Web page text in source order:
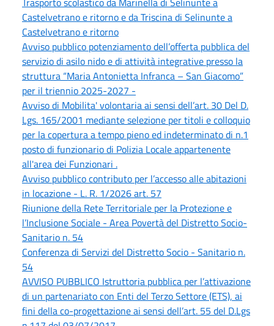
Castelvetrano e ritorno e da Triscina di Selinunte a
Castelvetrano e ritorno
Avviso pubblico potenziamento dell’offerta pubblica del
servizio di asilo nido e di attività integrative presso la
struttura “Maria Antonietta Infranca – San Giacomo”
per il triennio 2025-2027 -
Avviso di Mobilita' volontaria ai sensi dell’art. 30 Del D.
Lgs. 165/2001 mediante selezione per titoli e colloquio
per la copertura a tempo pieno ed indeterminato di n.1
posto di funzionario di Polizia Locale appartenente
all'area dei Funzionari .
Avviso pubblico contributo per l’accesso alle abitazioni
in locazione - L. R. 1/2026 art. 57
Riunione della Rete Territoriale per la Protezione e
l’Inclusione Sociale - Area Povertà del Distretto Socio-
Sanitario n. 54
Conferenza di Servizi del Distretto Socio - Sanitario n.
54
AVVISO PUBBLICO Istruttoria pubblica per l’attivazione
di un partenariato con Enti del Terzo Settore (ETS), ai
fini della co-progettazione ai sensi dell’art. 55 del D.Lgs